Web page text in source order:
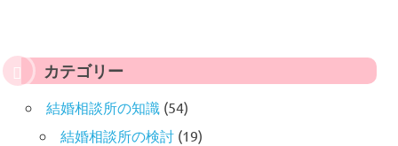
カテゴリー
結婚相談所の知識 (54)
結婚相談所の検討(19)